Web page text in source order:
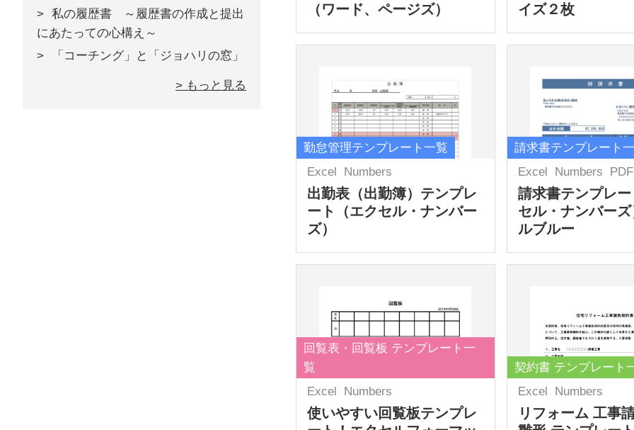
（ワード、ページズ）
イズ２枚
勤怠管理テンプレート一覧
Excel
Numbers
出勤表（出勤簿）テンプレ
ート（エクセル・ナンバー
ズ）
請求書テンプレート
Excel
Numbers PDF
請求書テンプレ
セル・ナンバー
ルブルー
回覧表・回覧板 テンプレート一
覧
Excel
Numbers
使いやすい回覧板テンプレ
契約書 テンプレート
Excel
Numbers
リフォーム 工事
私の履歴書 ～履歴書の作成と提出
にあたっての心構え～
「コーチング」と「ジョハリの窓」
> もっと見る